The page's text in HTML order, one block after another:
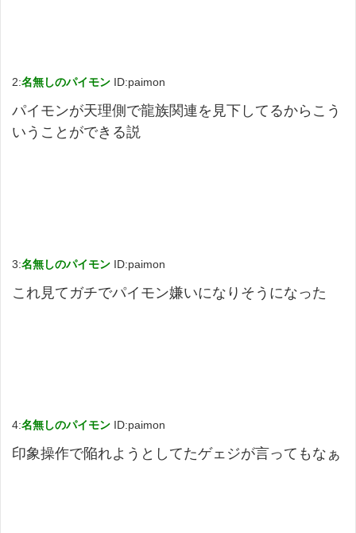
2:名無しのパイモン ID:paimon
パイモンが天理側で龍族関連を見下してるからこう
いうことができる説
3:名無しのパイモン ID:paimon
これ見てガチでパイモン嫌いになりそうになった
4:名無しのパイモン ID:paimon
印象操作で陥れようとしてたゲェジが言ってもなぁ